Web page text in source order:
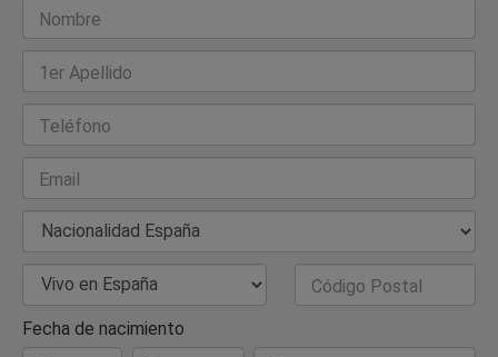
Nombre
1er Apellido
Teléfono
Email
Nacionalidad
País de Residencia
Código Postal
Fecha de nacimiento